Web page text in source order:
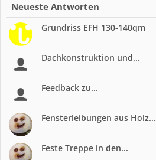
Neueste Antworten
Grundriss EFH 130-140qm
Dachkonstruktion und...
Feedback zu...
Fensterleibungen aus Holz...
Feste Treppe in den...